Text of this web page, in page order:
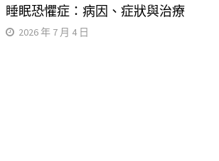
睡眠恐懼症：病因、症狀與治療
2026 年 7 月 4 日